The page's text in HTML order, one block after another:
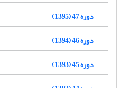
دوره 47 (1395)
دوره 46 (1394)
دوره 45 (1393)